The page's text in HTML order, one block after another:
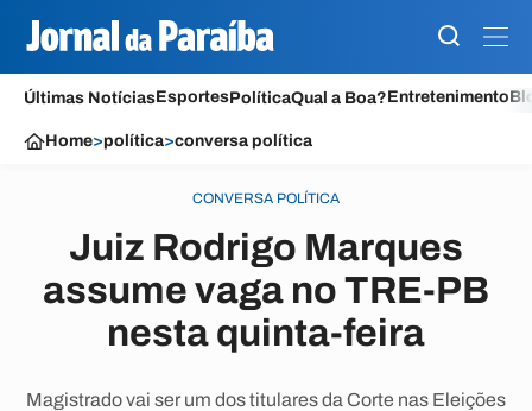
Últimas NotíciasEsportesPolíticaQual a Boa?Entretenimento
Home>política>conversa política
CONVERSA POLÍTICA
Juiz Rodrigo Marques
assume vaga no TRE-PB
nesta quinta-feira
Magistrado vai ser um dos titulares da Corte nas Eleições